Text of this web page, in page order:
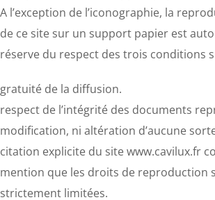
A l’exception de l’iconographie, la
de ce site sur un support papier est
réserve du respect des trois conditions
gratuité de la diffusion.
respect de l’intégrité des documents
modification, ni altération d’aucune
citation explicite du site www.cavilux.fr
mention que les droits de reproduction
strictement limitées.